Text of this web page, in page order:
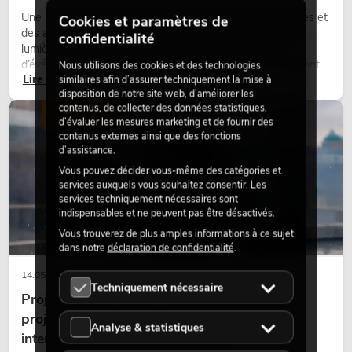
Une lumière très chaude, des surfaces lumineuses visibles et
des accents colorés caractérisent de nombreux designs
lumière actuels sur les scènes, dans les clubs et lors
d’événements. La lumière rétro n’est pas un effet purement
nostalgique, mais un outil de conception utilisé de manière
ciblée : elle crée une atmosphère, donne du caractère aux
scènes et peut rendre les configurations LED techniques plus
émotionnelles.
Lire maintenant
14.05.2026
Projecteurs à tête mobile d'extérieur : des
projecteurs à tête mobile résistants aux
intempéries pour les événements
ÉCLAIRAGE
Cookies et paramètres de
confidentialité
Nous utilisons des cookies et des technologies
similaires afin d’assurer techniquement la mise à
disposition de notre site web, d’améliorer les
contenus, de collecter des données statistiques,
d’évaluer les mesures marketing et de fournir des
contenus externes ainsi que des fonctions
d’assistance.
Vous pouvez décider vous-même des catégories et
services auxquels vous souhaitez consentir. Les
services techniquement nécessaires sont
indispensables et ne peuvent pas être désactivés.
Vous trouverez de plus amples informations à ce sujet
dans notre déclaration de confidentialité.
Techniquement nécessaire
Analyse & statistiques